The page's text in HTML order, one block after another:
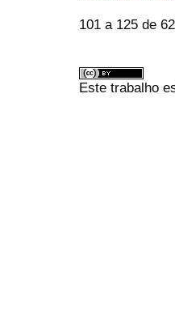
101 a 125 de
Este trabalho